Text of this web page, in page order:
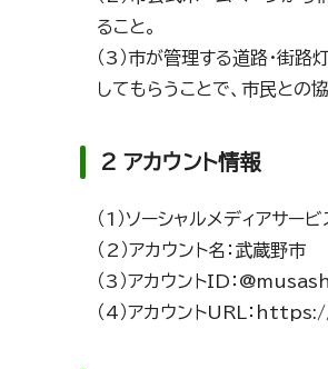
ること。
（3）市が管理する道路・街
してもらうことで、市民との
2 アカウント情報
（1）ソーシャルメディアサー
（2）アカウント名：武蔵野市
（3）アカウントID：
（4）アカウントURL：